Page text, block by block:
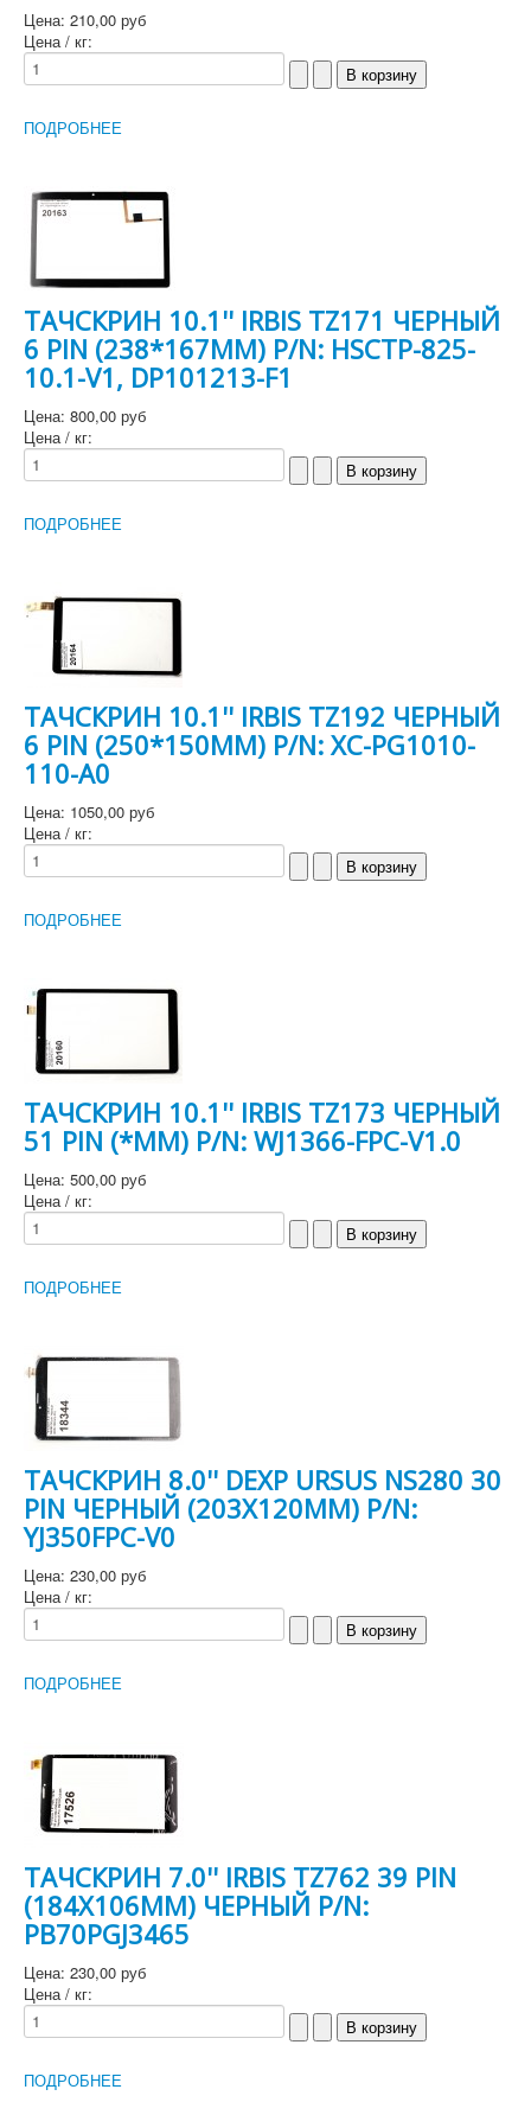
Цена: 210,00 руб
Цена / кг:
ПОДРОБНЕЕ
ТАЧСКРИН 10.1'' IRBIS TZ171 ЧЕРНЫЙ
6 PIN (238*167MM) P/N: HSCTP-825-
10.1-V1, DP101213-F1
Цена: 800,00 руб
Цена / кг:
ПОДРОБНЕЕ
ТАЧСКРИН 10.1'' IRBIS TZ192 ЧЕРНЫЙ
6 PIN (250*150MM) P/N: XC-PG1010-
110-A0
Цена: 1050,00 руб
Цена / кг:
ПОДРОБНЕЕ
ТАЧСКРИН 10.1'' IRBIS TZ173 ЧЕРНЫЙ
51 PIN (*MM) P/N: WJ1366-FPC-V1.0
Цена: 500,00 руб
Цена / кг:
ПОДРОБНЕЕ
ТАЧСКРИН 8.0'' DEXP URSUS NS280 30
PIN ЧЕРНЫЙ (203Х120MM) P/N:
YJ350FPC-V0
Цена: 230,00 руб
Цена / кг:
ПОДРОБНЕЕ
ТАЧСКРИН 7.0'' IRBIS TZ762 39 PIN
(184Х106MM) ЧЕРНЫЙ P/N:
PB70PGJ3465
Цена: 230,00 руб
Цена / кг:
ПОДРОБНЕЕ